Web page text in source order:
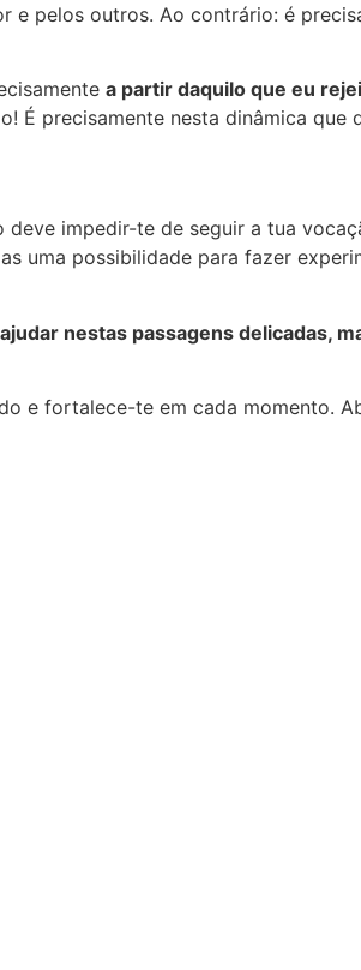
e pelos outros. Ao contrário: é
a partir daquilo que eu
É precisamente nesta dinâmica que
deve impedir-te de seguir a tua
uma possibilidade para fazer
nestas passagens delicadas,
e fortalece-te em cada momento.